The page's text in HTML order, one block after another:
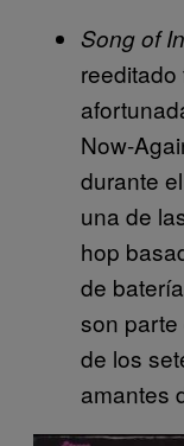
Song of
Now-
durante
una de
hop
de
son
de los
amantes